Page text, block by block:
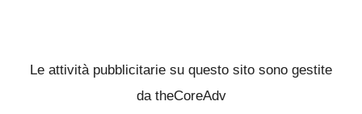
Le attività pubblicitarie su questo sito sono gestite
da theCoreAdv